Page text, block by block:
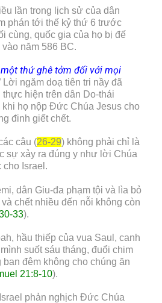
lần trong lịch sử của dân
phán tới thế kỷ thứ 6 trước
cùng, quốc gia của họ bị đế
năm 586 BC.
thứ ghê tởm đối với mọi
Lời ngăm doạ tiên tri nầy đã
hiện trên dân Do-thái
khi họ nộp Đức Chúa Jesus cho
đinh giết chết.
câu (26-29) không phải chỉ là
sự xảy ra đúng y như lời Chúa
Israel.
dân Giu-đa phạm tội và lìa bỏ
chết nhiều đến nỗi không còn
33).
hầu thiếp của vua Saul, canh
suốt sáu tháng, đuổi chim
ban đêm không cho chúng ăn
21:8-10).
phản nghịch Đức Chúa